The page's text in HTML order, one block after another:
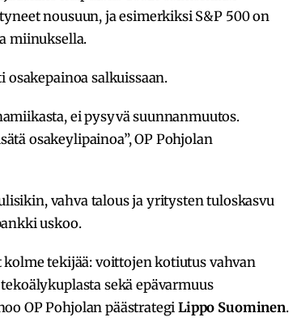
nousuun, ja esimerkiksi S&P 500 on
miinuksella.
salkuissaan.
ei pysyvä suunnanmuutos.
osakeylipainoa”, OP Pohjolan
vahva talous ja yritysten tuloskasvu
uskoo.
tekijää: voittojen kotiutus vahvan
sekä epävarmuus
OP Pohjolan päästrategiLippo Suominen.